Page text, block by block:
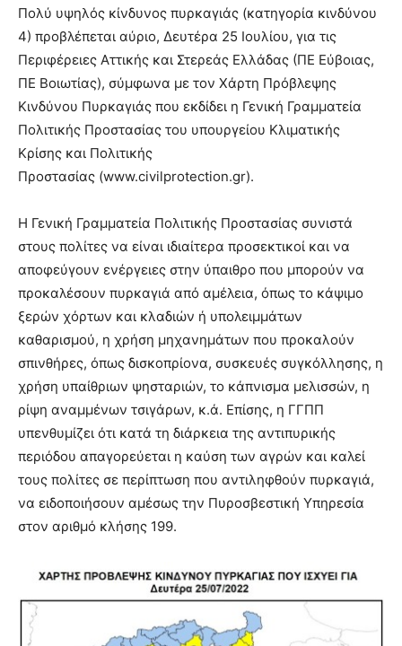
Πολύ υψηλός κίνδυνος πυρκαγιάς (κατηγορία κινδύνου
4) προβλέπεται αύριο, Δευτέρα 25 Ιουλίου, για τις
Περιφέρειες Αττικής και Στερεάς Ελλάδας (ΠΕ Εύβοιας,
ΠΕ Βοιωτίας), σύμφωνα με τον Χάρτη Πρόβλεψης
Κινδύνου Πυρκαγιάς που εκδίδει η Γενική Γραμματεία
Πολιτικής Προστασίας του υπουργείου Κλιματικής
Κρίσης και Πολιτικής
Προστασίας (www.civilprotection.gr).
Η Γενική Γραμματεία Πολιτικής Προστασίας συνιστά
στους πολίτες να είναι ιδιαίτερα προσεκτικοί και να
αποφεύγουν ενέργειες στην ύπαιθρο που μπορούν να
προκαλέσουν πυρκαγιά από αμέλεια, όπως το κάψιμο
ξερών χόρτων και κλαδιών ή υπολειμμάτων
καθαρισμού, η χρήση μηχανημάτων που προκαλούν
σπινθήρες, όπως δισκοπρίονα, συσκευές συγκόλλησης, η
χρήση υπαίθριων ψησταριών, το κάπνισμα μελισσών, η
ρίψη αναμμένων τσιγάρων, κ.ά. Επίσης, η ΓΓΠΠ
υπενθυμίζει ότι κατά τη διάρκεια της αντιπυρικής
περιόδου απαγορεύεται η καύση των αγρών και καλεί
τους πολίτες σε περίπτωση που αντιληφθούν πυρκαγιά,
να ειδοποιήσουν αμέσως την Πυροσβεστική Υπηρεσία
στον αριθμό κλήσης 199.